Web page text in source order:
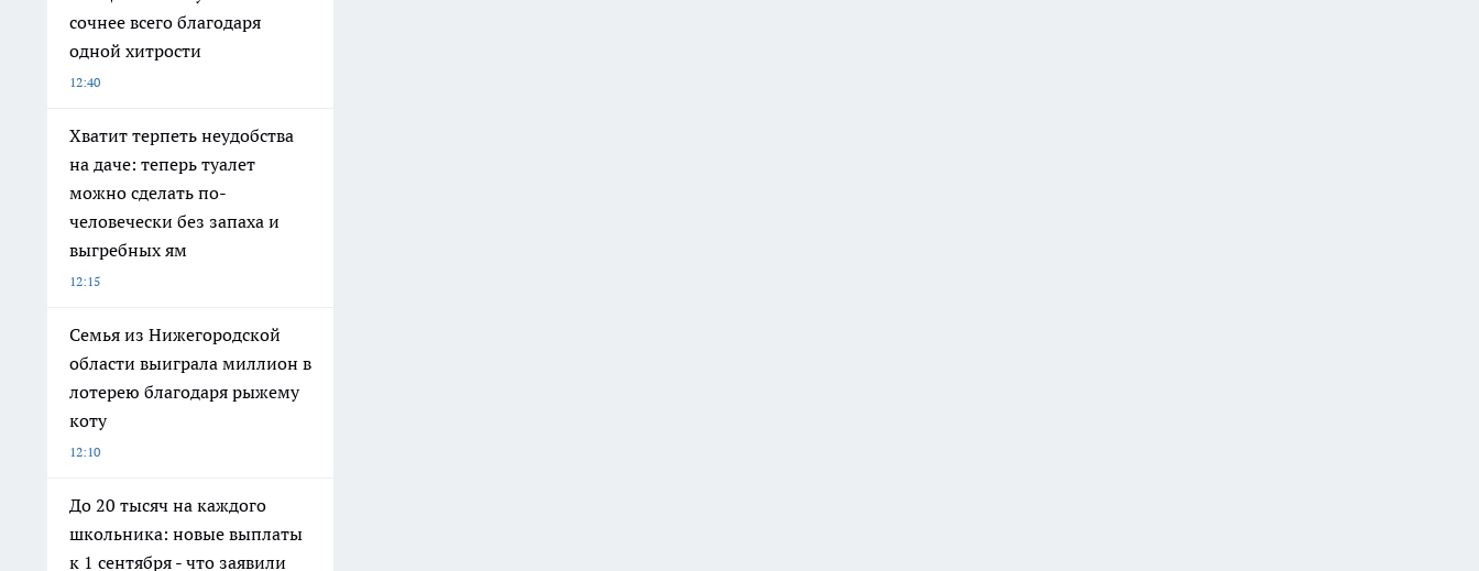
сочнее всего благодаря
одной хитрости
12:40
Хватит терпеть неудобства
на даче: теперь туалет
можно сделать по-
человечески без запаха и
выгребных ям
12:15
Семья из Нижегородской
области выиграла миллион в
лотерею благодаря рыжему
коту
12:10
До 20 тысяч на каждого
школьника: новые выплаты
к 1 сентября - что заявили